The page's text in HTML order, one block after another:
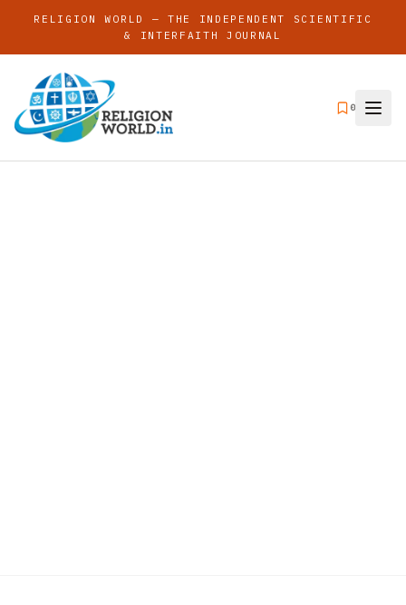
RELIGION WORLD — THE INDEPENDENT SCIENTIFIC
& INTERFAITH JOURNAL
0